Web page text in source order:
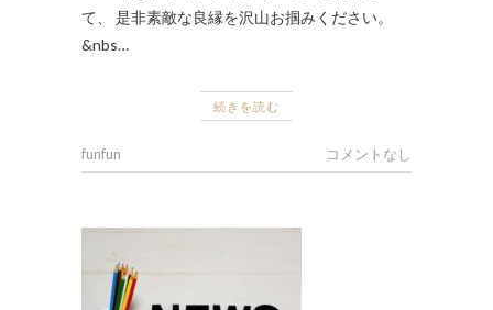
て、 是非素敵な良縁を沢山お掴みください。
&nbs…
続きを読む
funfun コメントなし